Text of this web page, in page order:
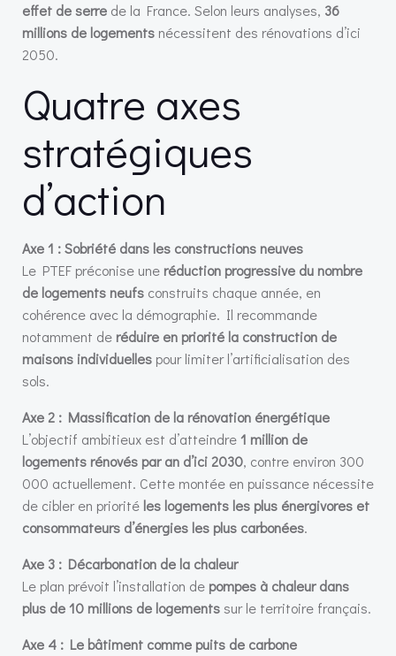
effet de serre de la France. Selon leurs analyses, 36
millions de logements nécessitent des rénovations d’ici
2050.
Quatre axes
stratégiques
d’action
Axe 1 : Sobriété dans les constructions neuves
Le PTEF préconise une réduction progressive du nombre
de logements neufs construits chaque année, en
cohérence avec la démographie. Il recommande
notamment de réduire en priorité la construction de
maisons individuelles pour limiter l’artificialisation des
sols.
Axe 2 : Massification de la rénovation énergétique
L’objectif ambitieux est d’atteindre1 million de
logements rénovés par an d’ici 2030, contre environ 300
000 actuellement. Cette montée en puissance nécessite
de cibler en priorité les logements les plus énergivores et
consommateurs d’énergies les plus carbonées.
Axe 3 : Décarbonation de la chaleur
Le plan prévoit l’installation de pompes à chaleur dans
plus de 10 millions de logementssur le territoire français.
Axe 4 : Le bâtiment comme puits de carbone